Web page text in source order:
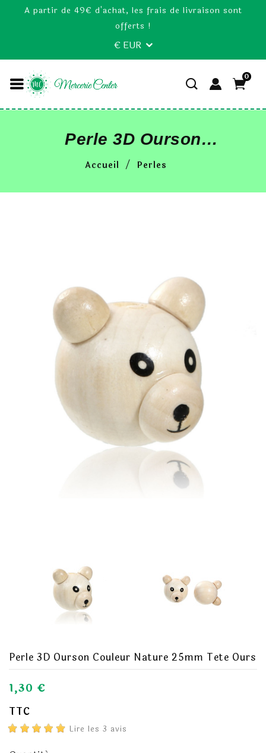
A partir de 49€ d'achat, les frais de livraison sont
offerts !
€ EUR
0
Perle 3D Ourson
Couleur Nature
Accueil Perles
Perle 3D Ourson Couleur Nature 25mm Tete Ours
1,30 €
TTC
Lire les 3 avis